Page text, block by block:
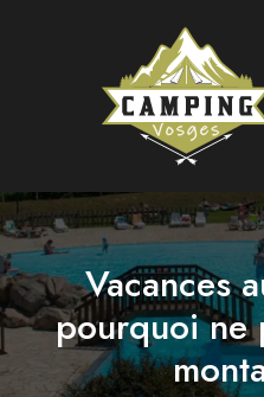
Vacances
pourquoi ne